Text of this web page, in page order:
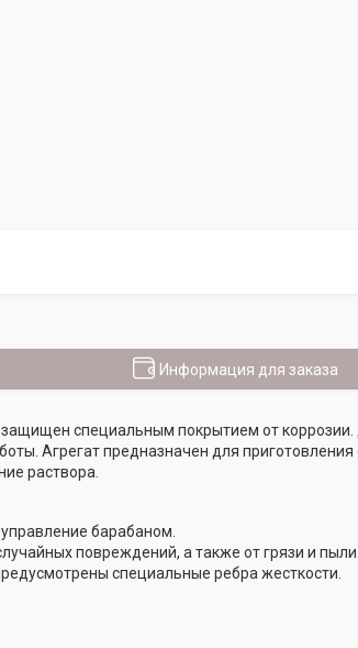
Информация для заказа
специальным покрытием от коррозии.
Агрегат предназначен для приготовления
раствора.
барабаном.
повреждений, а также от грязи и пыли.
специальные ребра жесткости.